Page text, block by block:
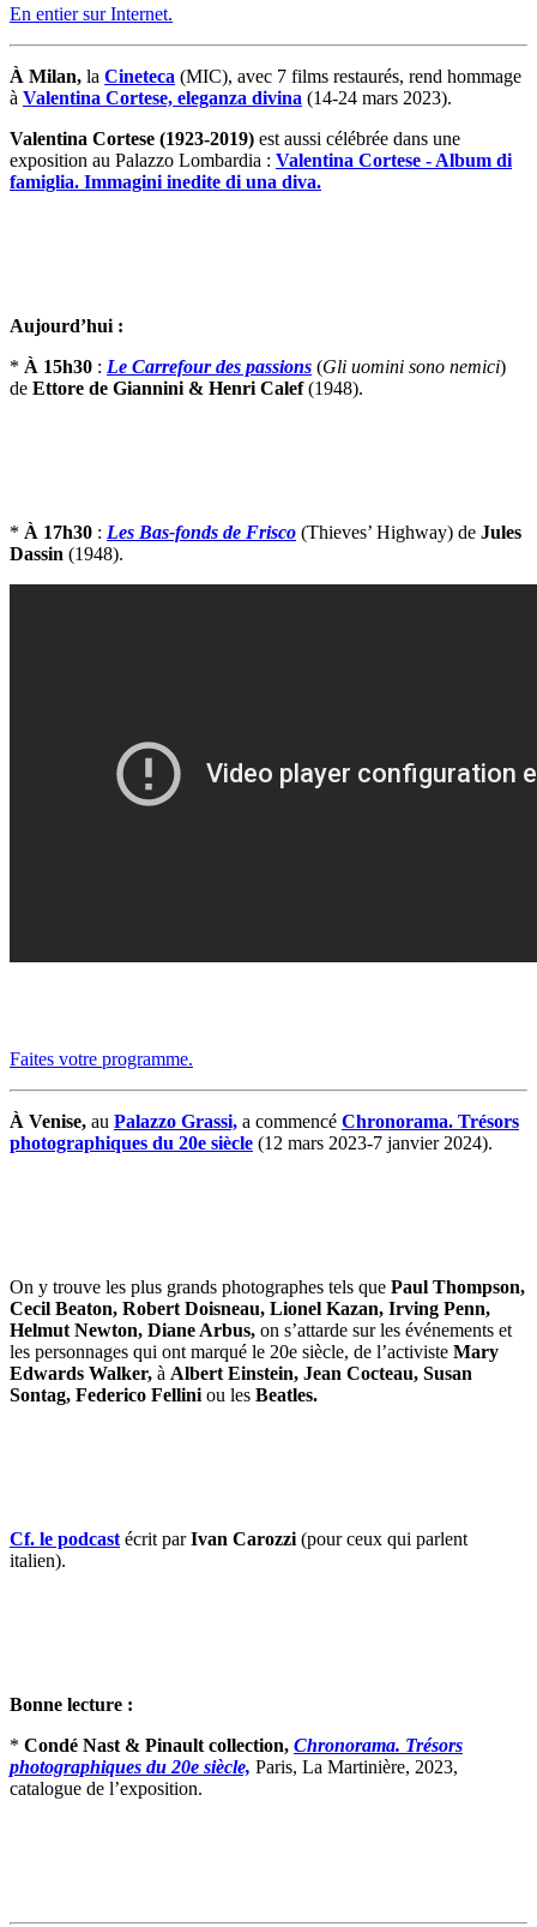
En entier sur Internet.
À Milan, la Cineteca (MIC), avec 7 films restaurés, rend hommage
à Valentina Cortese, eleganza divina (14-24 mars 2023).
Valentina Cortese (1923-2019) est aussi célébrée dans une
exposition au Palazzo Lombardia : Valentina Cortese - Album di
famiglia. Immagini inedite di una diva.
Aujourd’hui :
* À 15h30 : Le Carrefour des passions (Gli uomini sono nemici)
de Ettore de Giannini & Henri Calef(1948).
* À 17h30 : Les Bas-fonds de Frisco (Thieves’ Highway) de Jules
Dassin (1948).
Faites votre programme.
À Venise, au Palazzo Grassi, a commencé Chronorama. Trésors
photographiques du 20e siècle (12 mars 2023-7 janvier 2024).
On y trouve les plus grands photographes tels que Paul Thompson,
Cecil Beaton, Robert Doisneau, Lionel Kazan, Irving Penn,
Helmut Newton, Diane Arbus, on s’attarde sur les événements et
les personnages qui ont marqué le 20e siècle, de l’activiste Mary
Edwards Walker, à Albert Einstein, Jean Cocteau, Susan
Sontag, Federico Fellini ou les Beatles.
Cf. le podcast écrit parIvan Carozzi (pour ceux qui parlent
italien).
Bonne lecture :
* Condé Nast & Pinault collection, Chronorama. Trésors
photographiques du 20e siècle, Paris, La Martinière, 2023,
catalogue de l’exposition.